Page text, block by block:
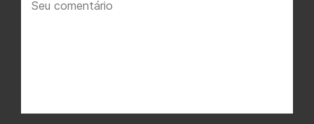
comentário: